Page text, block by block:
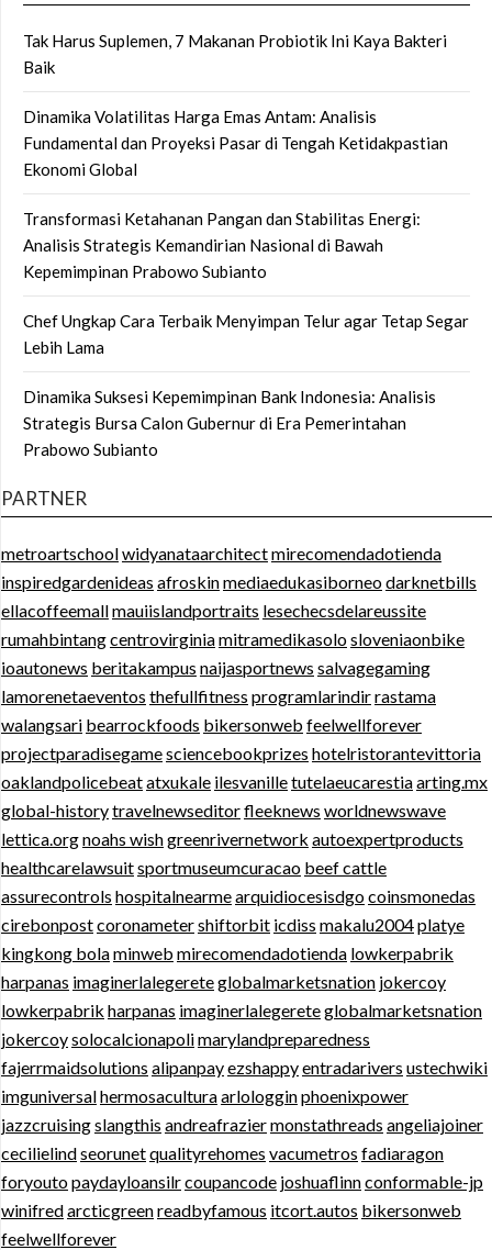
Tak Harus Suplemen, 7 Makanan Probiotik Ini Kaya Bakteri
Baik
Dinamika Volatilitas Harga Emas Antam: Analisis
Fundamental dan Proyeksi Pasar di Tengah Ketidakpastian
Ekonomi Global
Transformasi Ketahanan Pangan dan Stabilitas Energi:
Analisis Strategis Kemandirian Nasional di Bawah
Kepemimpinan Prabowo Subianto
Chef Ungkap Cara Terbaik Menyimpan Telur agar Tetap Segar
Lebih Lama
Dinamika Suksesi Kepemimpinan Bank Indonesia: Analisis
Strategis Bursa Calon Gubernur di Era Pemerintahan
Prabowo Subianto
PARTNER
metroartschoolwidyanataarchitectmirecomendadotienda
inspiredgardenideas afroskinmediaedukasiborneodarknetbills
ellacoffeemallmauiislandportraits lesechecsdelareussite
rumahbintangcentrovirginiamitramedikasolosloveniaonbike
ioautonews beritakampus naijasportnews salvagegaming
lamorenetaeventos thefullfitness programlarindirrastama
walangsari bearrockfoods bikersonweb feelwellforever
projectparadisegamesciencebookprizes hotelristorantevittoria
oaklandpolicebeatatxukale ilesvanilletutelaeucarestiaarting.mx
global-historytravelnewseditorfleeknews worldnewswave
lettica.orgnoahs wishgreenrivernetwork autoexpertproducts
healthcarelawsuitsportmuseumcuracao beef cattle
assurecontrols hospitalnearmearquidiocesisdgocoinsmonedas
cirebonpostcoronametershiftorbit icdiss makalu2004platye
kingkong bolaminweb mirecomendadotienda lowkerpabrik
harpanas imaginerlalegereteglobalmarketsnation jokercoy
lowkerpabrik harpanas imaginerlalegereteglobalmarketsnation
jokercoysolocalcionapolimarylandpreparedness
fajerrmaidsolutions alipanpayezshappyentradarivers ustechwiki
imguniversalhermosaculturaarlologginphoenixpower
jazzcruisingslangthis andreafraziermonstathreads angeliajoiner
cecilielindseorunetqualityrehomes vacumetros fadiaragon
foryoutopaydayloansilrcoupancode joshuaflinnconformable-jp
winifredarcticgreenreadbyfamous itcort.autos bikersonweb
feelwellforever